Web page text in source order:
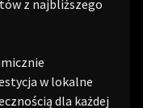
z najbliższego
w lokalne
dla każdej